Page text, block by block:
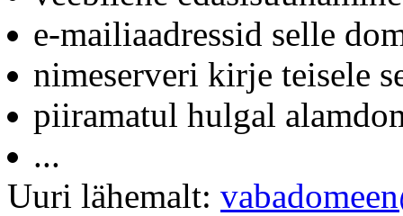
e-mailiaadressid selle
nimeserveri kirje teisele
piiramatul hulgal
...
Uuri lähemalt: